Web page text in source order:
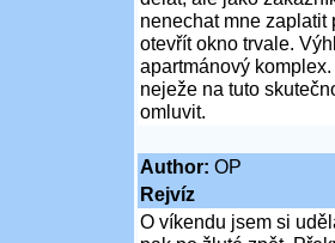
nenechat mne zaplatit
otevřít okno trvale.
apartmánový
neježe na tuto
omluvit.
Author: OP
Rejvíz
O víkendu jsem si